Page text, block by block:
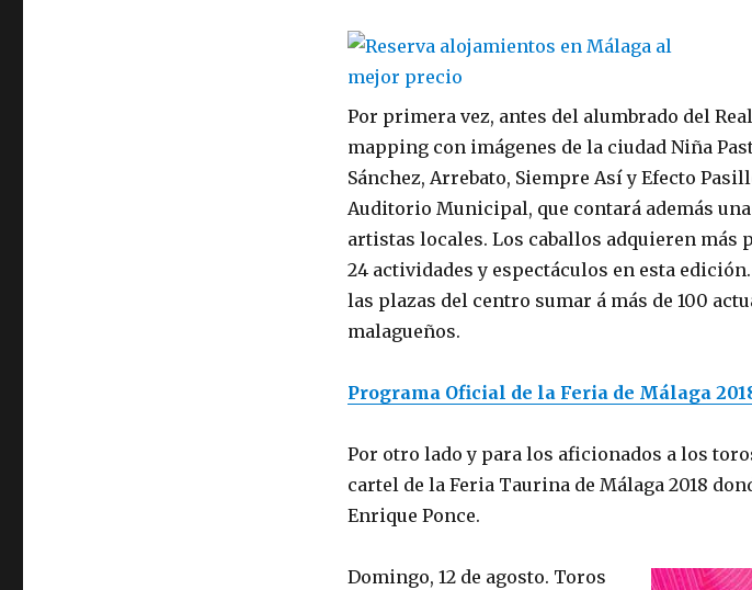
Por primera vez, antes del alumbrado del
mapping con imágenes de la ciudad Niña
Sánchez, Arrebato, Siempre Así y Efecto
Auditorio Municipal, que contará además
artistas locales. Los caballos adquieren más
24 actividades y espectáculos en esta
las plazas del centro sumar á más de 100
malagueños.
Programa Oficial de la Feria de Málaga
Por otro lado y para los aficionados a los
cartel de la Feria Taurina de Málaga 2018
Enrique Ponce.
Domingo, 12 de agosto. Toros